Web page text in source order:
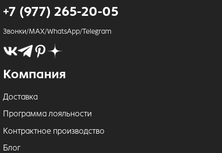
+7 (977) 265-20-05
Звонки/MAX/WhatsApp/Telegram
Компания
Доставка
Программа лояльности
Контрактное производство
Блог